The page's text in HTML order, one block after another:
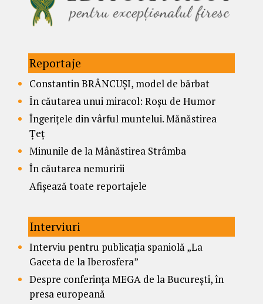
Reportaje
Constantin BRÂNCUȘI, model de bărbat
În căutarea unui miracol: Roșu de Humor
Îngerițele din vârful muntelui. Mănăstirea
Țeț
Minunile de la Mânăstirea Strâmba
În căutarea nemuririi
Afișează toate reportajele
Interviuri
Interviu pentru publicația spaniolă „La
Gaceta de la Iberosfera”
Despre conferința MEGA de la București, în
presa europeană